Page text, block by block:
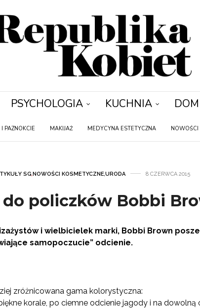
PSYCHOLOGIA KUCHNIA DOM
PAZNOKCIE MAKIJAŻ MEDYCYNA ESTETYCZNA NOWOŚCI
SG,NOWOŚCI KOSMETYCZNE,URODA 8 CZERWCA 2015
do policzków Bobbi
i wielbicielek marki, Bobbi Brown
samopoczucie” odcienie.
zróżnicowana gama kolorystyczna:
korale, po ciemne odcienie jagody i na dowolną